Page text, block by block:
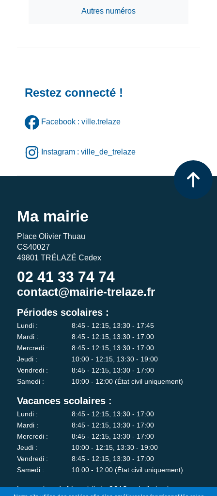
Autres numéros
Restez connecté !
Facebook : ville.trelaze
Instagram : ville_de_trelaze
Ma mairie
Place Olivier Thuau
CS40027
49801 TRÉLAZÉ Cedex
02 41 33 74 74
contact@mairie-trelaze.fr
Périodes scolaires :
Lundi :
8:45 - 12:15, 13:30 - 17:45
Mardi :
8:45 - 12:15, 13:30 - 17:00
Mercredi :
8:45 - 12:15, 13:30 - 17:00
Jeudi :
10:00 - 12:15, 13:30 - 19:00
Vendredi :
8:45 - 12:15, 13:30 - 17:00
Samedi :
10:00 - 12:00 (État civil uniquement)
Vacances scolaires :
Lundi :
8:45 - 12:15, 13:30 - 17:00
Mardi :
8:45 - 12:15, 13:30 - 17:00
Mercredi :
8:45 - 12:15, 13:30 - 17:00
Jeudi :
10:00 - 12:15, 13:30 - 19:00
Vendredi :
8:45 - 12:15, 13:30 - 17:00
Samedi :
10:00 - 12:00 (État civil uniquement)
Les services de l'état-civil, du CCAS et de l'urbanisme sont